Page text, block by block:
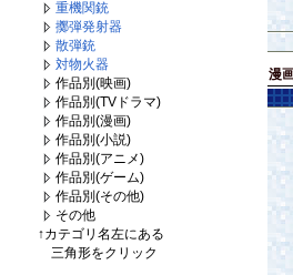
重機関銃
擲弾発射器
散弾銃
対物火器
作品別(映画)
作品別(TVドラマ)
作品別(漫画)
作品別(小説)
作品別(アニメ)
作品別(ゲーム)
作品別(その他)
その他
↑カテゴリ名左にある
三角形をクリック
漫